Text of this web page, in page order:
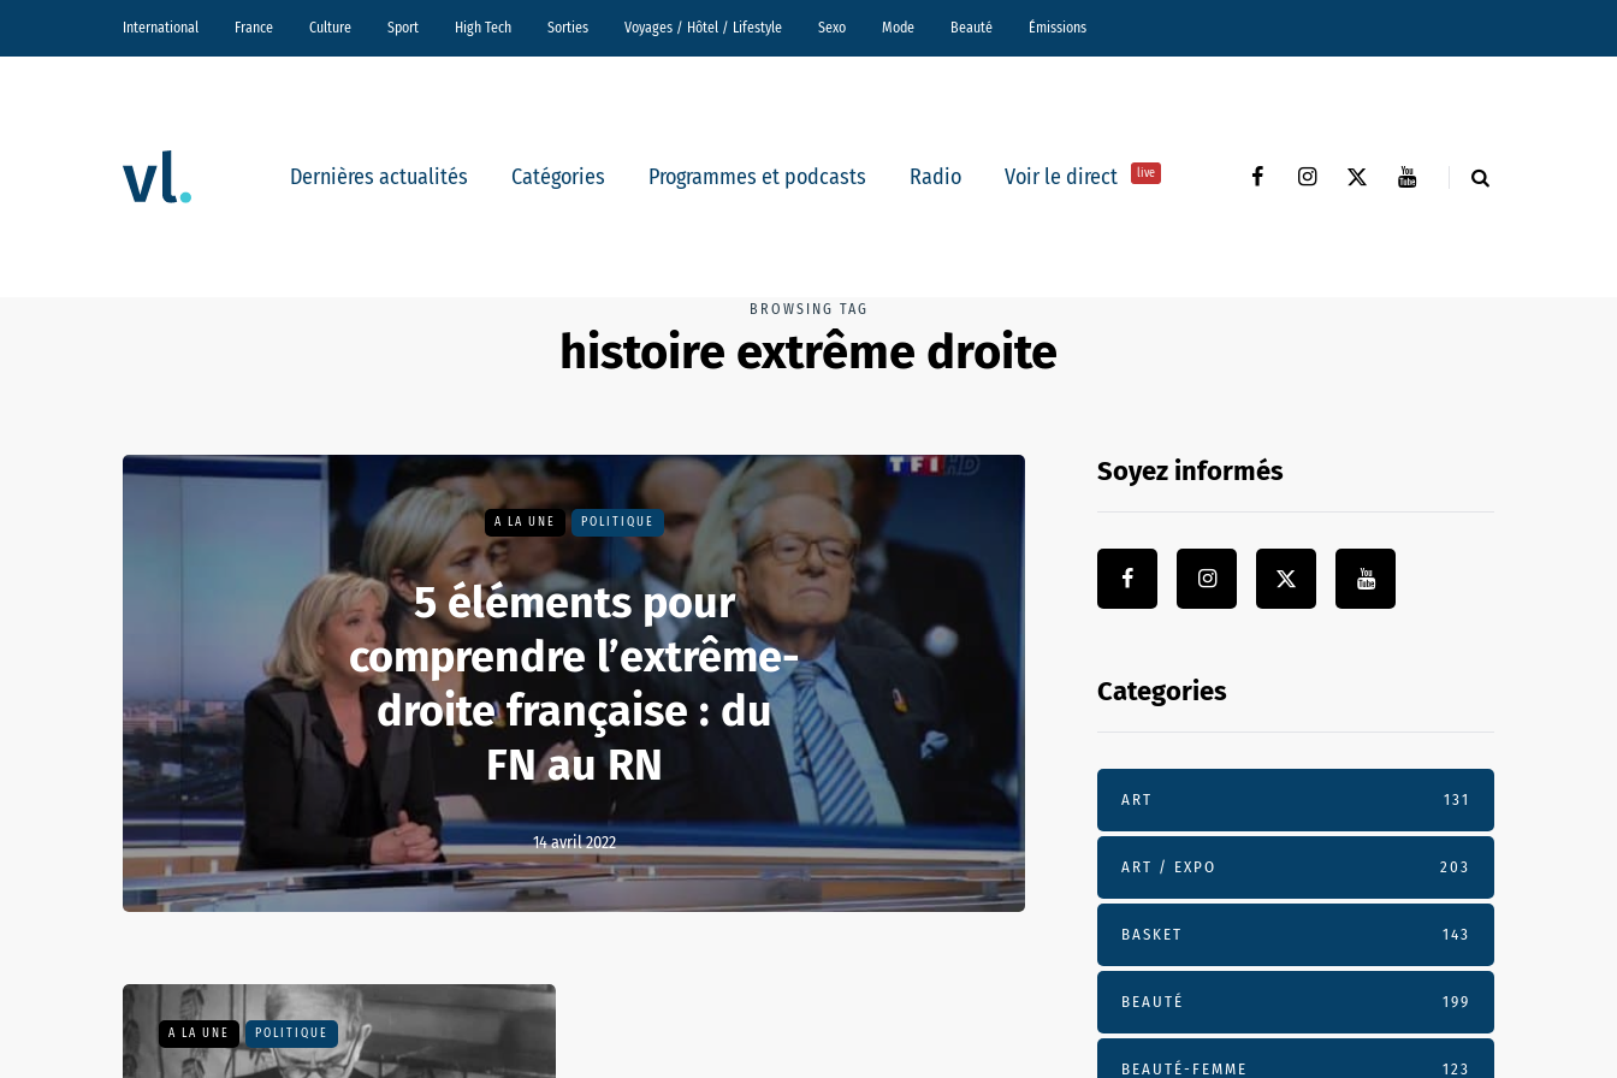
International France Culture Sport High Tech Sorties Voyages / Hôtel / Lifestyle Sexo Mode Beauté Émissions
Dernières actualités Catégories Programmes et podcasts Radio Voir le direct live
BROWSING TAG
histoire extrême droite
A LA UNE POLITIQUE
5 éléments pour
comprendre l’extrême-
droite française : du
FN au RN
14 avril 2022
A LA UNE POLITIQUE
Soyez informés
Categories
ART 131
ART / EXPO 203
BASKET 143
BEAUTÉ 199
BEAUTÉ-FEMME 123